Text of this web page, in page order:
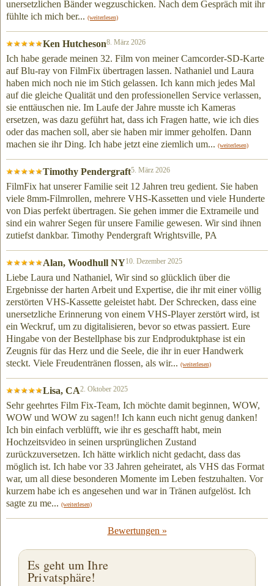
unersetzlichen Bänder wegzuschicken. Nach dem Gespräch mit ihr
fühlte ich mich ber... (weiterlesen)
Ken Hutcheson8. März 2026
Ich habe gerade meinen 32. Film von meiner Camcorder-SD-Karte
auf Blu-ray von FilmFix übertragen lassen. Nathaniel und Laura
haben mich noch nie im Stich gelassen. Ich kann mich jedes Mal
auf die gleiche Qualität und den professionellen Service verlassen,
sie enttäuschen nie. Im Laufe der Jahre musste ich Kameras
ersetzen, was dazu geführt hat, dass ich Fragen hatte, wie ich dies
oder das machen soll, aber sie haben mir immer geholfen. Dann
machen sie ihr Ding. Ich habe jetzt eine ziemlich um... (weiterlesen)
Timothy Pendergraft5. März 2026
FilmFix hat unserer Familie seit 12 Jahren treu gedient. Sie haben
viele 8mm-Filmrollen, mehrere VHS-Kassetten und viele Hunderte
von Dias perfekt übertragen. Sie gehen immer die Extrameile und
sind ein wahrer Segen für unsere Familie gewesen. Wir sind ihnen
zutiefst dankbar. Timothy Pendergraft Wrightsville, PA
Alan, Woodhull NY10. Dezember 2025
Liebe Laura und Nathaniel, Wir sind so glücklich über die
Ergebnisse der harten Arbeit und Expertise, die ihr mit einer völlig
zerstörten VHS-Kassette geleistet habt. Der Schrecken, dass eine
unersetzliche Erinnerung von einem VHS-Player zerstört wird, ist
ein Weckruf, um zu digitalisieren, bevor so etwas passiert. Eure
Hingabe von der Bestellphase bis zur Endproduktphase ist ein
Zeugnis für das Herz und die Seele, die ihr in euer Handwerk
steckt. Viele Freudentränen flossen, als wir... (weiterlesen)
Lisa, CA2. Oktober 2025
Sehr geehrtes Film Fix-Team, Ich möchte damit beginnen, WOW,
WOW und WOW zu sagen!! Ich kann euch nicht genug danken!
Ich bin einfach verblüfft, wie ihr es geschafft habt, mein
Hochzeitsvideo in seinen ursprünglichen Zustand
zurückzuversetzen. Ich hätte wirklich nicht gedacht, dass das
möglich ist. Ich habe vor 33 Jahren geheiratet, als VHS das Format
war, um all diese besonderen Momente im Leben festzuhalten. Vor
kurzem habe ich es angesehen und war in Tränen aufgelöst. Ich
sagte zu me... (weiterlesen)
Bewertungen »
Es geht um Ihre
Privatsphäre!